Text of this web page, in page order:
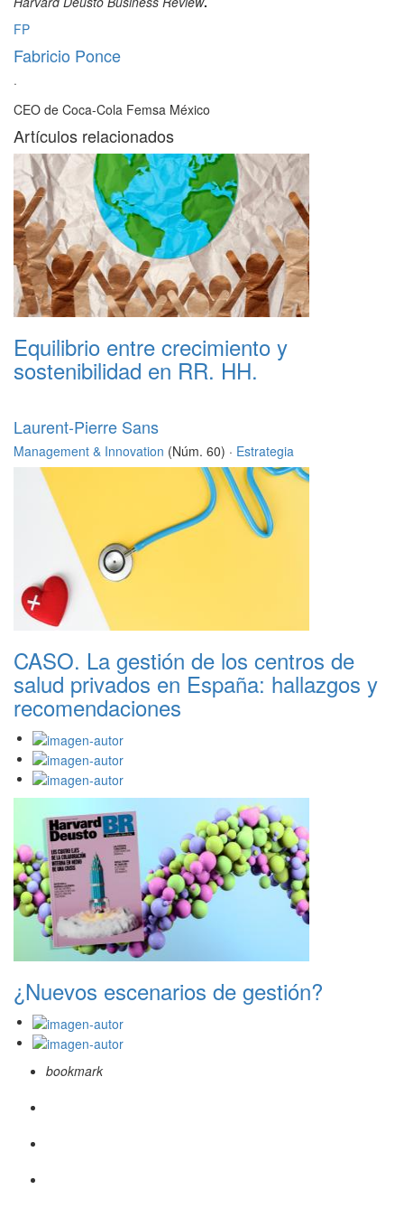
FP
Fabricio Ponce
·
CEO de Coca-Cola Femsa México
Artículos relacionados
Equilibrio entre crecimiento y
sostenibilidad en RR. HH.
Laurent-Pierre Sans
Management & Innovation (Núm. 60) · Estrategia
CASO. La gestión de los centros de
salud privados en España: hallazgos y
recomendaciones
¿Nuevos escenarios de gestión?
bookmark